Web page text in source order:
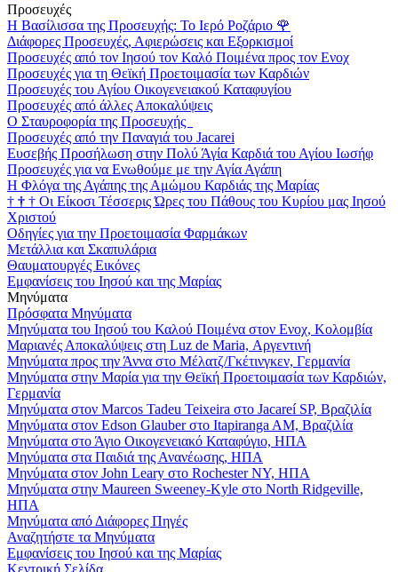
Προσευχές
Η Βασίλισσα της Προσευχής: Το Ιερό Ροζάριο 🌹
Διάφορες Προσευχές, Αφιερώσεις και Εξορκισμοί
Προσευχές από τον Ιησού τον Καλό Ποιμένα προς τον Ενοχ
Προσευχές για τη Θεϊκή Προετοιμασία των Καρδιών
Προσευχές του Αγίου Οικογενειακού Καταφυγίου
Προσευχές από άλλες Αποκαλύψεις
Ο Σταυροφορία της Προσευχής
Προσευχές από την Παναγιά του Jacarei
Ευσεβής Προσήλωση στην Πολύ Άγία Καρδιά του Αγίου Ιωσήφ
Προσευχές για να Ενωθούμε με την Αγία Αγάπη
Η Φλόγα της Αγάπης της Αμώμου Καρδιάς της Μαρίας
† † † Οι Είκοσι Τέσσερις Ώρες του Πάθους του Κυρίου μας Ιησού
Χριστού
Οδηγίες για την Προετοιμασία Φαρμάκων
Μετάλλια και Σκαπυλάρια
Θαυματουργές Εικόνες
Εμφανίσεις του Ιησού και της Μαρίας
Μηνύματα
Πρόσφατα Μηνύματα
Μηνύματα του Ιησού του Καλού Ποιμένα στον Ενοχ, Κολομβία
Μαριανές Αποκαλύψεις στη Luz de Maria, Αργεντινή
Μηνύματα προς την Άννα στο Μέλατζ/Γκέτινγκεν, Γερμανία
Μηνύματα στην Μαρία για την Θεϊκή Προετοιμασία των Καρδιών,
Γερμανία
Μηνύματα στον Marcos Tadeu Teixeira στο Jacareí SP, Βραζιλία
Μηνύματα στον Edson Glauber στο Itapiranga AM, Βραζιλία
Μηνύματα στο Άγιο Οικογενειακό Καταφύγιο, ΗΠΑ
Μηνύματα στα Παιδιά της Ανανέωσης, ΗΠΑ
Μηνύματα στον John Leary στο Rochester NY, ΗΠΑ
Μηνύματα στην Maureen Sweeney-Kyle στο North Ridgeville,
ΗΠΑ
Μηνύματα από Διάφορες Πηγές
Αναζητήστε τα Μηνύματα
Εμφανίσεις του Ιησού και της Μαρίας
Κεντρική Σελίδα